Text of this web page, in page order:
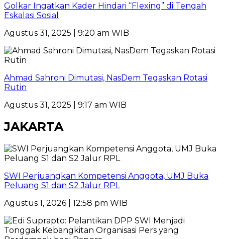
Golkar Ingatkan Kader Hindari “Flexing” di Tengah
Eskalasi Sosial
Agustus 31, 2025 | 9:20 am WIB
Ahmad Sahroni Dimutasi, NasDem Tegaskan Rotasi
Rutin
Agustus 31, 2025 | 9:17 am WIB
JAKARTA
SWI Perjuangkan Kompetensi Anggota, UMJ Buka
Peluang S1 dan S2 Jalur RPL
Agustus 1, 2026 | 12:58 pm WIB